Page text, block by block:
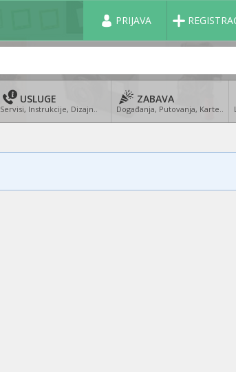
PRIJAVA
USLUGE
Servisi, Instrukcije, Dizajn..
ZABAVA
Događanja, Putovanja, Karte..